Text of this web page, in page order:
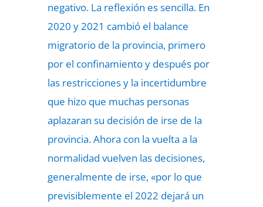
negativo. La reflexión es sencilla. En
2020 y 2021 cambió el balance
migratorio de la provincia, primero
por el confinamiento y después por
las restricciones y la incertidumbre
que hizo que muchas personas
aplazaran su decisión de irse de la
provincia. Ahora con la vuelta a la
normalidad vuelven las decisiones,
generalmente de irse, «por lo que
previsiblemente el 2022 dejará un